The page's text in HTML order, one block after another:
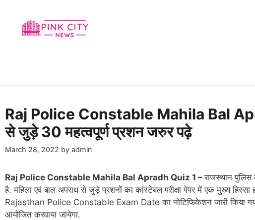
content
Raj Police Constable Mahila Bal
से जुड़े 30 महत्वपूर्ण प्रशन जरुर पढ़े
March 28, 2022 by admin
Raj Police Constable Mahila Bal Apradh Quiz 1 –राजस्थान
है. महिला एवं बाल अपराध से जुड़े प्रशनों का कांस्टेबल परीक्षा पेपर में एक मुख्य हिस्सा
Rajasthan Police Constable Exam Date का नोटिफिकेशन जारी किया
आयोजित करवाया जायेगा.